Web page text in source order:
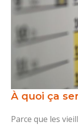
À quoi ça
Parce que les